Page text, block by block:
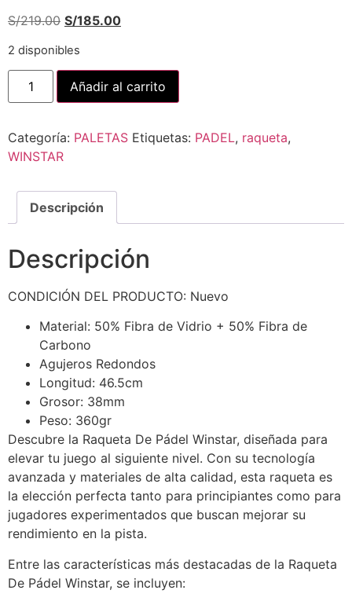
S/219.00 S/185.00
2 disponibles
Añadir al carrito
Categoría: PALETAS Etiquetas: PADEL, raqueta,
WINSTAR
Descripción
Descripción
CONDICIÓN DEL PRODUCTO: Nuevo
Material: 50% Fibra de Vidrio + 50% Fibra de
Carbono
Agujeros Redondos
Longitud: 46.5cm
Grosor: 38mm
Peso: 360gr
Descubre la Raqueta De Pádel Winstar, diseñada para
elevar tu juego al siguiente nivel. Con su tecnología
avanzada y materiales de alta calidad, esta raqueta es
la elección perfecta tanto para principiantes como para
jugadores experimentados que buscan mejorar su
rendimiento en la pista.
Entre las características más destacadas de la Raqueta
De Pádel Winstar, se incluyen: